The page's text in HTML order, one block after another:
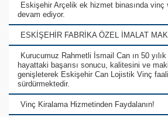
Eskişehir Arçelik ek hizmet binasında vinç
devam ediyor.
ESKİŞEHİR FABRİKA ÖZEL İMALAT
Kurucumuz Rahmetli İsmail Can ın 50
hayattaki başarısı sonucu, kalitesini ve
genişleterek Eskişehir Can Lojistik Vinç
sürdürmektedir.
Vinç Kiralama Hizmetinden Faydalanın!